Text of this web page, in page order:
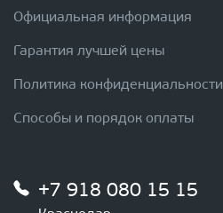
Официальная информация
Гарантия лучшей цены
Политика конфиденциальности
Способы и порядок оплаты
+7 918 080 15 15